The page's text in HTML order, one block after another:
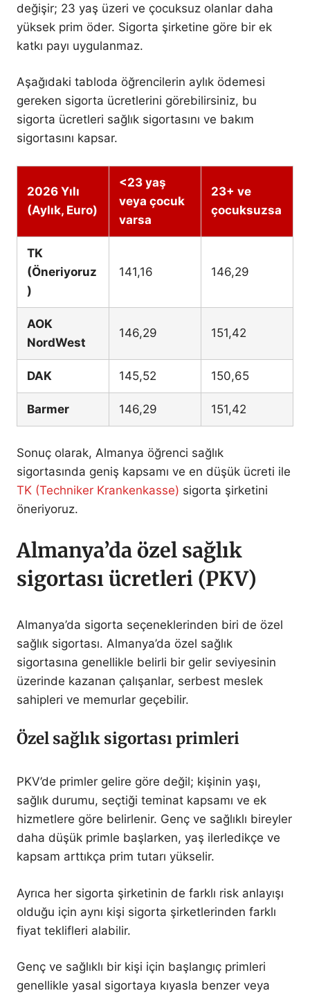
değişir; 23 yaş üzeri ve çocuksuz olanlar daha
yüksek prim öder. Sigorta şirketine göre bir ek
katkı payı uygulanmaz.
Aşağıdaki tabloda öğrencilerin aylık ödemesi
gereken sigorta ücretlerini görebilirsiniz, bu
sigorta ücretleri sağlık sigortasını ve bakım
sigortasını kapsar.
2026 Yılı
(Aylık, Euro)
<23 yaş
veya çocuk
varsa
23+ ve
çocuksuzsa
TK
(Öneriyoruz
)
141,16 146,29
AOK
NordWest
146,29 151,42
DAK 145,52 150,65
Barmer 146,29 151,42
Sonuç olarak, Almanya öğrenci sağlık
sigortasında geniş kapsamı ve en düşük ücreti ile
TK (Techniker Krankenkasse) sigorta şirketini
öneriyoruz.
Almanya’da özel sağlık
sigortası ücretleri (PKV)
Almanya’da sigorta seçeneklerinden biri de özel
sağlık sigortası. Almanya’da özel sağlık
sigortasına genellikle belirli bir gelir seviyesinin
üzerinde kazanan çalışanlar, serbest meslek
sahipleri ve memurlar geçebilir.
Özel sağlık sigortası primleri
PKV’de primler gelire göre değil; kişinin yaşı,
sağlık durumu, seçtiği teminat kapsamı ve ek
hizmetlere göre belirlenir. Genç ve sağlıklı bireyler
daha düşük primle başlarken, yaş ilerledikçe ve
kapsam arttıkça prim tutarı yükselir.
Ayrıca her sigorta şirketinin de farklı risk anlayışı
olduğu için aynı kişi sigorta şirketlerinden farklı
fiyat teklifleri alabilir.
Genç ve sağlıklı bir kişi için başlangıç primleri
genellikle yasal sigortaya kıyasla benzer veya